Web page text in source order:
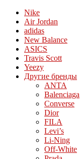
Nike
Air Jordan
adidas
New Balance
ASICS
Travis Scott
Yeezy
Другие бренды
ANTA
Balenciaga
Converse
Dior
FILA
Levi’s
Li-Ning
Off-White